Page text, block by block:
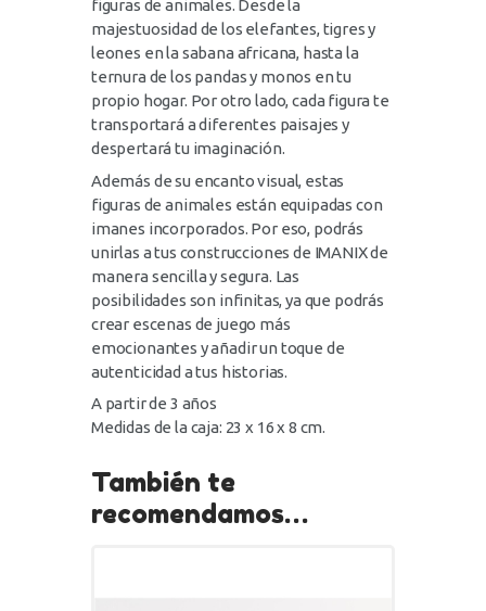
figuras de animales. Desde la
majestuosidad de los elefantes, tigres y
leones en la sabana africana, hasta la
ternura de los pandas y monos en tu
propio hogar. Por otro lado, cada figura te
transportará a diferentes paisajes y
despertará tu imaginación.
Además de su encanto visual, estas
figuras de animales están equipadas con
imanes incorporados. Por eso, podrás
unirlas a tus construcciones de IMANIX de
manera sencilla y segura. Las
posibilidades son infinitas, ya que podrás
crear escenas de juego más
emocionantes y añadir un toque de
autenticidad a tus historias.
A partir de 3 años
Medidas de la caja: 23 x 16 x 8 cm.
También te
recomendamos…